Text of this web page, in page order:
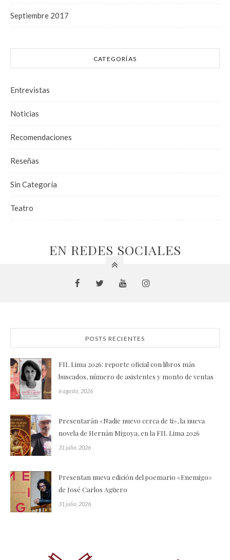
Septiembre 2017
CATEGORÍAS
Entrevistas
Noticias
Recomendaciones
Reseñas
Sin Categoría
Teatro
EN REDES SOCIALES
POSTS RECIENTES
FIL Lima 2026: reporte oficial con libros más
buscados, número de asistentes y monto de ventas
6 agosto, 2026
Presentarán «Nadie nuevo cerca de ti», la nueva
novela de Hernán Migoya, en la FIL Lima 2026
31 julio, 2026
Presentan nueva edición del poemario «Enemigo»
de José Carlos Agüero
31 julio, 2026